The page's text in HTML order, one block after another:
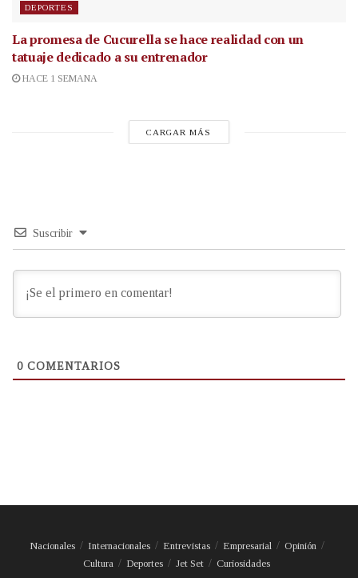
DEPORTES
La promesa de Cucurella se hace realidad con un
tatuaje dedicado a su entrenador
HACE 1 SEMANA
CARGAR MÁS
Suscribir
0 COMENTARIOS
Nacionales Internacionales Entrevistas Empresarial
Opinión
Cultura
Deportes Jet Set Curiosidades